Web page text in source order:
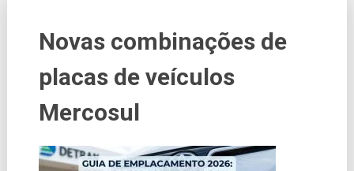
Novas combinações de
placas de veículos
Mercosul